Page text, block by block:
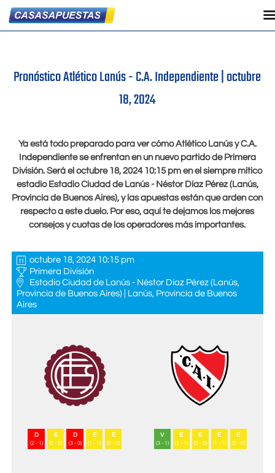
Pronóstico Atlético Lanús - C.A. Independiente |octubre
18, 2024
Ya está todo preparado para ver cómo Atlético Lanús y C.A.
Independiente se enfrentan en un nuevo partido de Primera
División. Será eloctubre 18, 2024 10:15 pm en el siempre mítico
estadio Estadio Ciudad de Lanús - Néstor Díaz Pérez (Lanús,
Provincia de Buenos Aires), y las apuestas están que arden con
respecto a este duelo. Por eso, aquí te dejamos los mejores
consejos y cuotas de los operadores más importantes.
octubre 18, 2024 10:15 pm
Primera División
Estadio Ciudad de Lanús - Néstor Díaz Pérez (Lanús,
Provincia de Buenos Aires) | Lanús, Provincia de Buenos
Aires
D
(2 - 1)
E
(0 - 0)
D
(3 - 0)
E
(1 - 1)
E
(0 - 0)
V
(3 - 1)
E
(1 - 1)
E
(0 - 0)
E
(1 - 1)
E
(0 - 0)